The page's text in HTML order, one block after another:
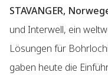
STAVANGER,
und Interwell, ein
Lösungen für
gaben heute die